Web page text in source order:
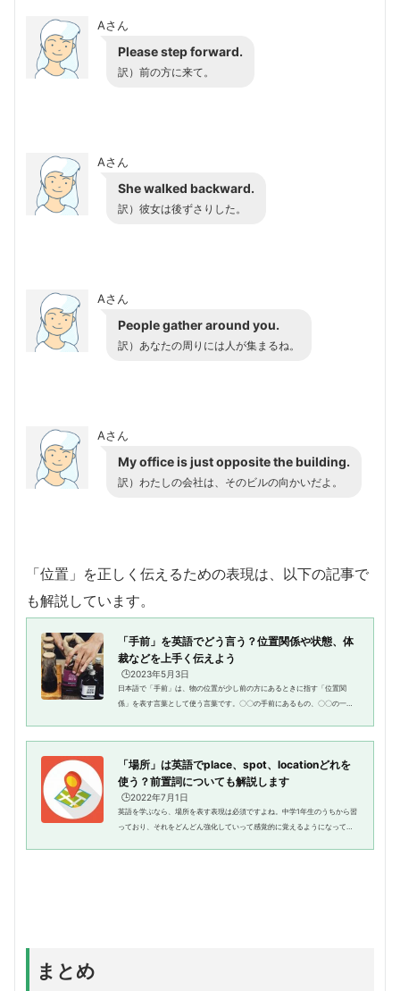
Aさん
Please step forward.
訳）前の方に来て。
Aさん
She walked backward.
訳）彼女は後ずさりした。
Aさん
People gather around you.
訳）あなたの周りには人が集まるね。
Aさん
My office is just opposite the building.
訳）わたしの会社は、そのビルの向かいだよ。
「位置」を正しく伝えるための表現は、以下の記事で
も解説しています。
「手前」を英語でどう言う？位置関係や状態、体
裁などを上手く伝えよう
🕒️2023年5月3日
日本語で「手前」は、物の位置が少し前の方にあるときに指す「位置関
係」を表す言葉として使う言葉です。〇〇の手前にあるもの、〇〇の一歩
「場所」は英語でplace、spot、locationどれを
使う？前置詞についても解説します
🕒️2022年7月1日
英語を学ぶなら、場所を表す表現は必須ですよね。中学1年生のうちから習
っており、それをどんどん強化していって感覚的に覚えるようになってい
まとめ